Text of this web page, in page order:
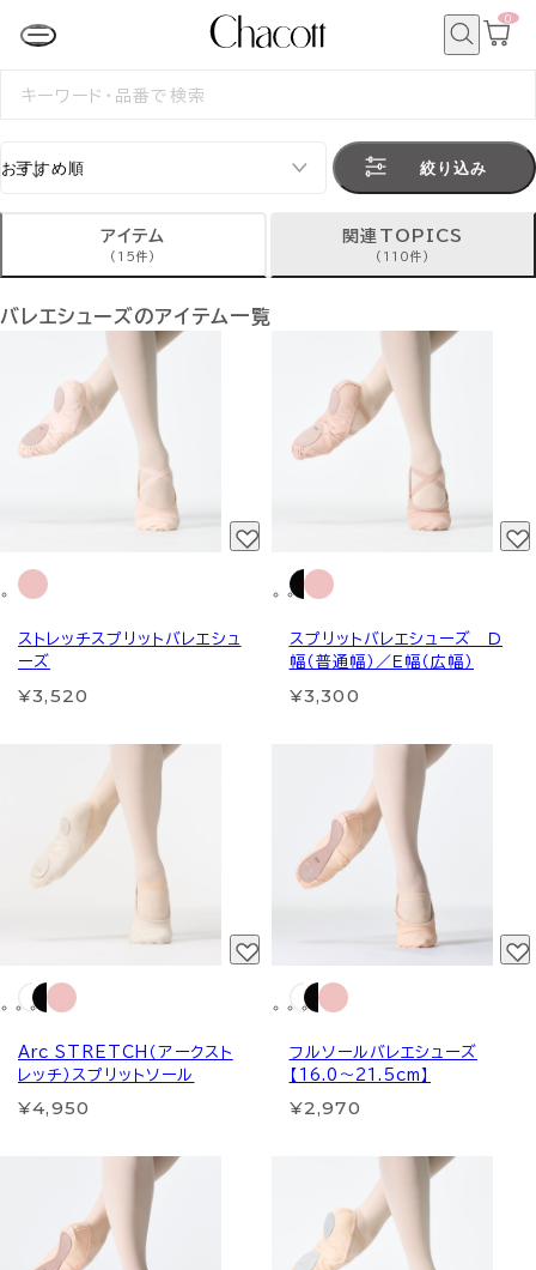
カ
0
検
絞り込み
アイテム
(15件)
関連TOPICS
(110件)
バレエシューズのアイテム一覧
ストレッチスプリットバレエシュ
ーズ
¥3,520
スプリットバレエシューズ Ｄ
幅（普通幅）／Ｅ幅（広幅）
¥3,300
Arc STRETCH（アークスト
レッチ）スプリットソール
¥4,950
フルソールバレエシューズ
【16.0～21.5cm】
¥2,970